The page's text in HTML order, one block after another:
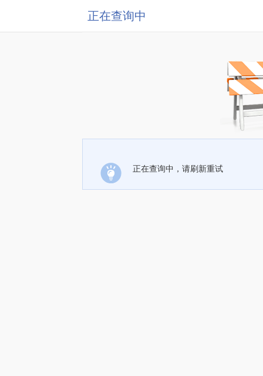
正在查询中
正在查询中，请刷新重试